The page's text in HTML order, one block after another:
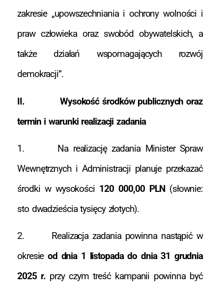
zakresie „upowszechniania i ochrony wolności i
praw człowieka oraz swobód obywatelskich, a
także działań wspomagających rozwój
demokracji”.
II. Wysokość środków publicznych oraz
termin i warunki realizacji zadania
1. Na realizację zadania Minister Spraw
Wewnętrznych i Administracji planuje przekazać
środki w wysokości 120 000,00 PLN(słownie:
sto dwadzieścia tysięcy złotych).
2. Realizacja zadania powinna nastąpić w
okresieod dnia 1 listopada do dnia 31 grudnia
2025 r.przy czym treść kampanii powinna być